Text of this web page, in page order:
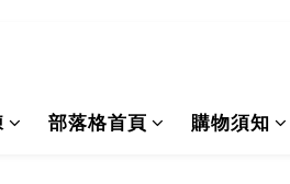
部落格首頁 購物須知